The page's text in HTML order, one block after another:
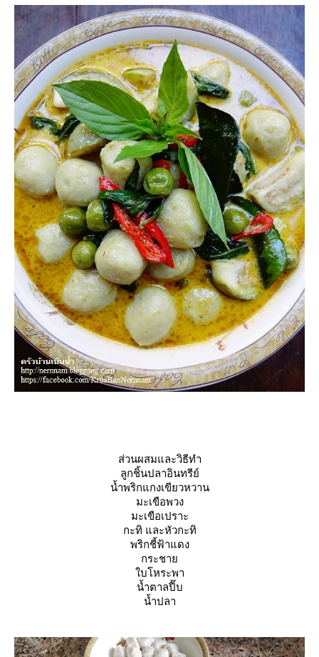
ส่วนผสมและวิธีทำ
ลูกชิ้นปลาอินทรีย์
น้ำพริกแกงเขียวหวาน
มะเขือพวง
มะเขือเปราะ
กะทิ และหัวกะทิ
พริกชี้ฟ้าแดง
กระชา
บโหระพา
น้ำตาลปี๊บ
น้ำปลา